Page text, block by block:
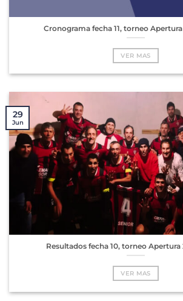
Cronograma fecha 11, torneo
VER MAS
Resultados fecha 10, torneo Apertura
VER MAS
29
Jun